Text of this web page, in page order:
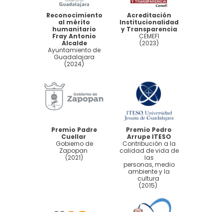
Reconocimiento
al mérito
humanitario
Fray Antonio
Alcalde
Ayuntamiento de
Guadalajara
(2024)
Acreditación
Institucionalidad
y Transparencia
CEMEFI
(2023)
Premio Padre
Cuellar
Gobierno de
Zapopan
(2021)
Premio Pedro
Arrupe ITESO
Contribución a la
calidad de vida de
las
personas, medio
ambiente y la
cultura
(2015)